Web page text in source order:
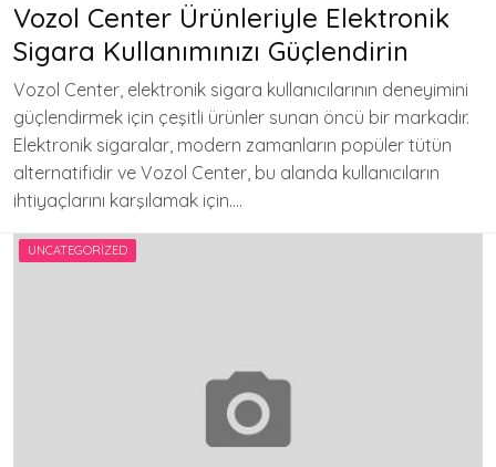
Vozol Center Ürünleriyle Elektronik
Sigara Kullanımınızı Güçlendirin
Vozol Center, elektronik sigara kullanıcılarının deneyimini
güçlendirmek için çeşitli ürünler sunan öncü bir markadır.
Elektronik sigaralar, modern zamanların popüler tütün
alternatifidir ve Vozol Center, bu alanda kullanıcıların
ihtiyaçlarını karşılamak için….
UNCATEGORIZED